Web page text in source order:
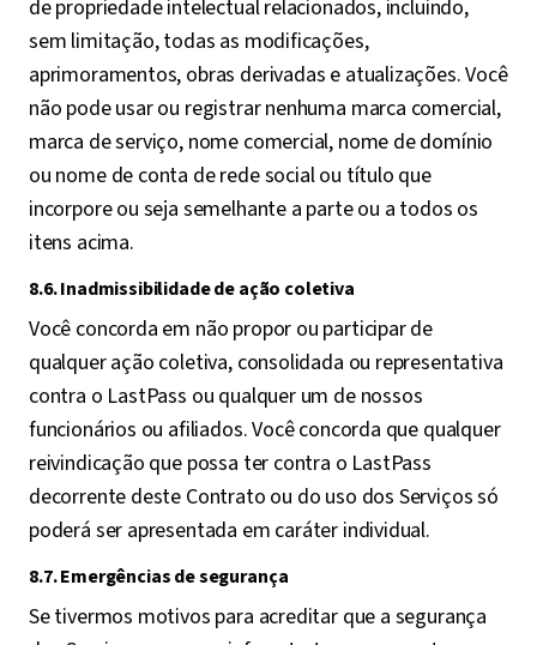
de propriedade intelectual relacionados, incluindo,
sem limitação, todas as modificações,
aprimoramentos, obras derivadas e atualizações. Você
não pode usar ou registrar nenhuma marca comercial,
marca de serviço, nome comercial, nome de domínio
ou nome de conta de rede social ou título que
incorpore ou seja semelhante a parte ou a todos os
itens acima.
8.6. Inadmissibilidade de ação coletiva
Você concorda em não propor ou participar de
qualquer ação coletiva, consolidada ou representativa
contra o LastPass ou qualquer um de nossos
funcionários ou afiliados. Você concorda que qualquer
reivindicação que possa ter contra o LastPass
decorrente deste Contrato ou do uso dos Serviços só
poderá ser apresentada em caráter individual.
8.7. Emergências de segurança
Se tivermos motivos para acreditar que a segurança